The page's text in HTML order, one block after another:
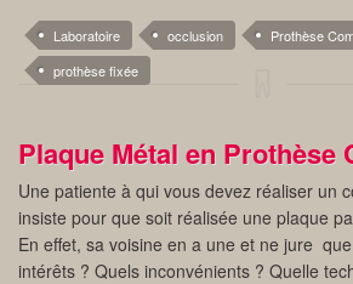
Laboratoire occlusion
Prothèse
prothèse fixée
Plaque Métal en Prothèse
Une patiente à qui vous devez réaliser un
insiste pour que soit réalisée une plaque
En effet, sa voisine en a une et ne jure
intérêts ? Quels inconvénients ? Quelle